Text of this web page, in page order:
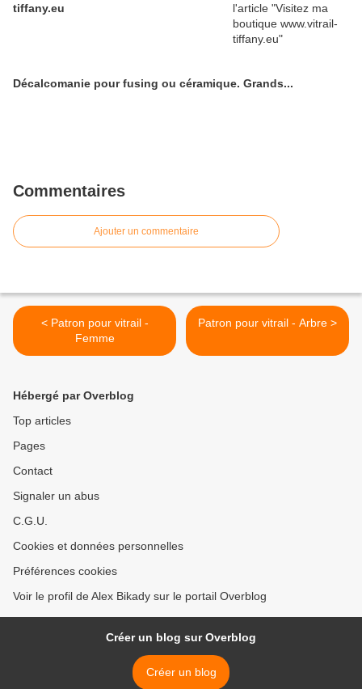
tiffany.eu
Décalcomanie pour fusing ou céramique. Grands...
Commentaires
Ajouter un commentaire
< Patron pour vitrail -
Femme
Patron pour vitrail - Arbre >
Hébergé par Overblog
Top articles
Pages
Contact
Signaler un abus
C.G.U.
Cookies et données personnelles
Préférences cookies
Voir le profil de Alex Bikady sur le portail Overblog
Créer un blog sur Overblog
Créer un blog